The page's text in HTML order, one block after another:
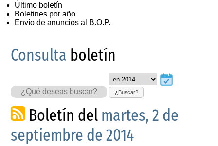
Último boletín
Boletines por año
Envío de anuncios al B.O.P.
Consulta boletín
¿Buscar?
Boletín del martes, 2 de
septiembre de 2014